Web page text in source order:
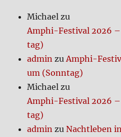
Michael zu
Amphi-Festi­val 2026
tag)
admin zuAmphi-
um (Sonn­tag)
Michael zu
Amphi-Festi­val 2026
tag)
admin zuNacht­le­ben